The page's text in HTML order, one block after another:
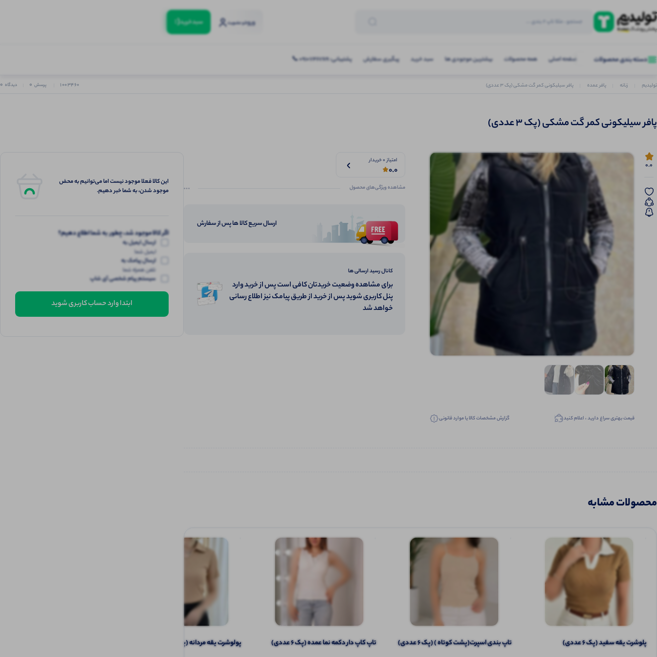
ورودو عضویت سبد‌خرید(:
دسته بندی محصولات صفحه اصلی همه محصولات بیشترین موجودی ها سبد خرید پیگیری سفارش پشتیبانی: 09107467619 📞
تولیدیم زنانه پافر عمده پافر سیلیکونی كمر گت مشکی (پک 3 عددی) 1003460 پرسش 0 دیدگاه 0
پافر سیلیکونی كمر گت مشکی (پک 3 عددی)
0.0
قیمت بهتری سراغ دارید ، اعلام کنید گزارش مشخصات کالا یا موارد قانونی
امتیاز 0 خریدار
0.0
مشاهده ویژگی‌های محصول
ارسال سریع کالا ها پس از سفارش
کانال رسید ارسالی ها
برای مشاهده وضعیت خریدتان کافی است پس از خرید وارد
پنل کاربری شوید پس از خرید از طریق پیامک نیز اطلاع رسانی
خواهد شد
محصولات مشابه
پلوشرت یقه سفید (پک 6 عددی) تاپ بندی اسپرت(پشت کوتاه ) (پک 6 عددی) تاپ کاپ دار دکمه نما عمده (پک 6 عددی) پولوشرت یقه مردانه (پک 6 عددی)
این کالا فعلا موجود نیست اما می‌توانیم به محض
موجود شدن، به شما خبر دهیم.
اگر کالا موجود شد، چطور به شما اطلاع دهیم؟
ارسال ایمیل به
ایمیل شما
ارسال پیامک به
تلفن همراه شما
سیستم پیام شخصی آی شاپ
ابتدا وارد حساب کاربری شوید